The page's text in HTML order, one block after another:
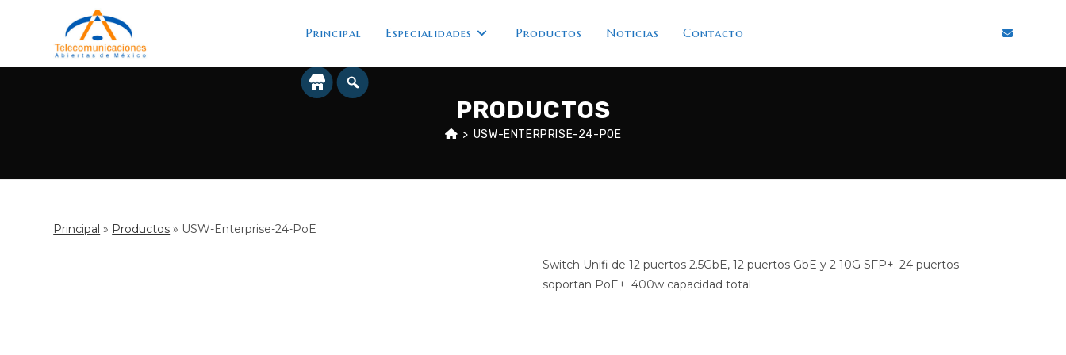
contenido
Principal Especialidades Productos Noticias Contacto
PRODUCTOS
> USW-ENTERPRISE-24-POE
Principal » Productos » USW-Enterprise-24-PoE
Switch Unifi de 12 puertos 2.5GbE, 12 puertos GbE y 2 10G SFP+. 24 puertos
soportan PoE+. 400w capacidad total